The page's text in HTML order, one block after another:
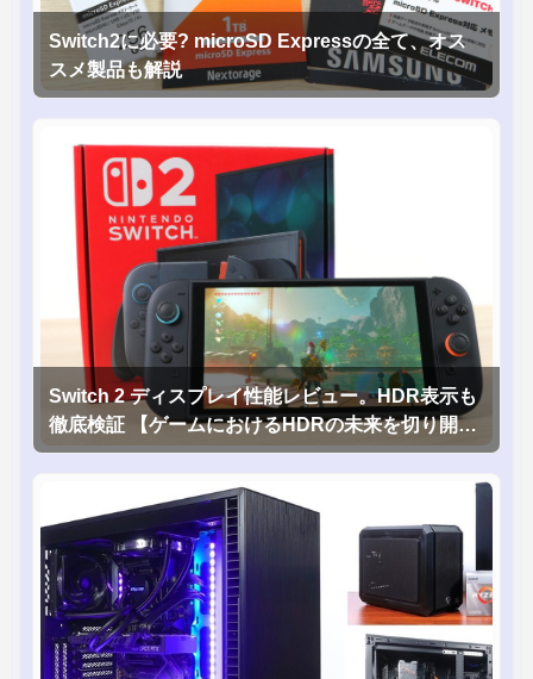
Switch2に必要? microSD Expressの全て、オス
スメ製品も解説
Switch 2 ディスプレイ性能レビュー。HDR表示も
徹底検証 【ゲームにおけるHDRの未来を切り開く
1台！】